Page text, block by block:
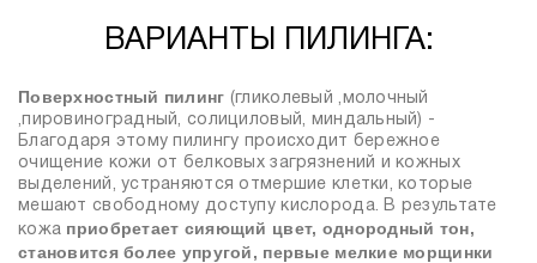
ВАРИАНТЫ ПИЛИНГА:
Поверхностный пилинг (гликолевый ,молочный
,пировиноградный, солициловый, миндальный) -
Благодаря этому пилингу происходит бережное
очищение кожи от белковых загрязнений и кожных
выделений, устраняются отмершие клетки, которые
мешают свободному доступу кислорода. В результате
кожа приобретает сияющий цвет, однородный тон,
становится более упругой, первые мелкие морщинки